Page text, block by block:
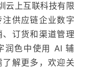
云上互联科技有限
供应链企业数字
订货和渠道管理
润色中使用 AI 辅
解更多，欢迎关